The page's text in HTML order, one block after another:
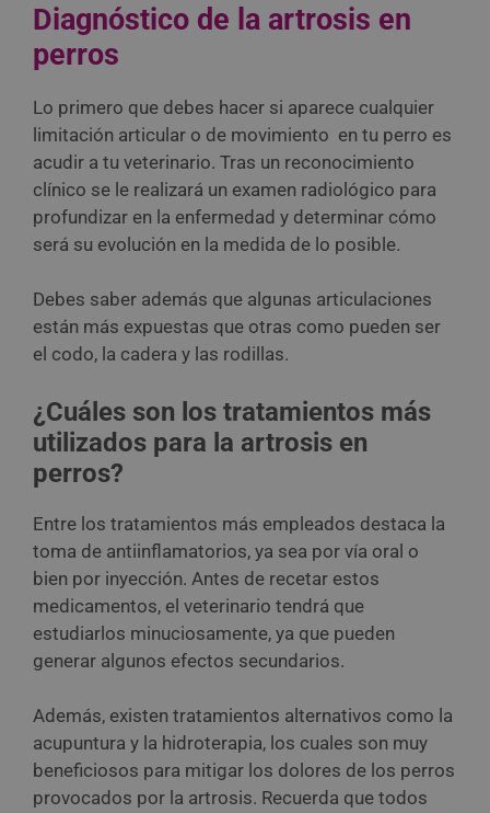
Diagnóstico de la artrosis en
perros
Lo primero que debes hacer si aparece cualquier
limitación articular o de movimiento en tu perro es
acudir a tu veterinario. Tras un reconocimiento
clínico se le realizará un examen radiológico para
profundizar en la enfermedad y determinar cómo
será su evolución en la medida de lo posible.
Debes saber además que algunas articulaciones
están más expuestas que otras como pueden ser
el codo, la cadera y las rodillas.
¿Cuáles son los tratamientos más
utilizados para la artrosis en
perros?
Entre los tratamientos más empleados destaca la
toma de antiinflamatorios, ya sea por vía oral o
bien por inyección. Antes de recetar estos
medicamentos, el veterinario tendrá que
estudiarlos minuciosamente, ya que pueden
generar algunos efectos secundarios.
Además, existen tratamientos alternativos como la
acupuntura y la hidroterapia, los cuales son muy
beneficiosos para mitigar los dolores de los perros
provocados por la artrosis. Recuerda que todos